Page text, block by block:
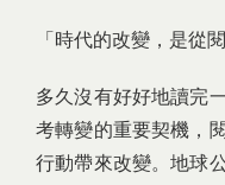
「時代的改變，是從
多久沒有好好地讀完
考轉變的重要契機，
行動帶來改變。地球